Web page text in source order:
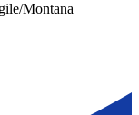
Montana